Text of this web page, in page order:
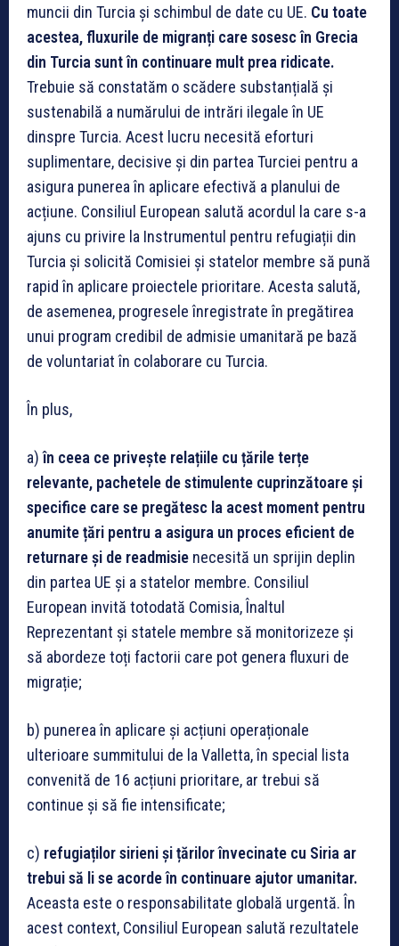
muncii din Turcia și schimbul de date cu UE. Cu toate
acestea, fluxurile de migranți care sosesc în Grecia
din Turcia sunt în continuare mult prea ridicate.
Trebuie să constatăm o scădere substanțială și
sustenabilă a numărului de intrări ilegale în UE
dinspre Turcia. Acest lucru necesită eforturi
suplimentare, decisive și din partea Turciei pentru a
asigura punerea în aplicare efectivă a planului de
acțiune. Consiliul European salută acordul la care s-a
ajuns cu privire la Instrumentul pentru refugiații din
Turcia și solicită Comisiei și statelor membre să pună
rapid în aplicare proiectele prioritare. Acesta salută,
de asemenea, progresele înregistrate în pregătirea
unui program credibil de admisie umanitară pe bază
de voluntariat în colaborare cu Turcia.
În plus,
a)în ceea ce privește relațiile cu țările terțe
relevante, pachetele de stimulente cuprinzătoare și
specifice care se pregătesc la acest moment pentru
anumite țări pentru a asigura un proces eficient de
returnare și de readmisie necesită un sprijin deplin
din partea UE și a statelor membre. Consiliul
European invită totodată Comisia, Înaltul
Reprezentant și statele membre să monitorizeze și
să abordeze toți factorii care pot genera fluxuri de
migrație;
b) punerea în aplicare și acțiuni operaționale
ulterioare summitului de la Valletta, în special lista
convenită de 16 acțiuni prioritare, ar trebui să
continue și să fie intensificate;
c) refugiaților sirieni și țărilor învecinate cu Siria ar
trebui să li se acorde în continuare ajutor umanitar.
Aceasta este o responsabilitate globală urgentă. În
acest context, Consiliul European salută rezultatele